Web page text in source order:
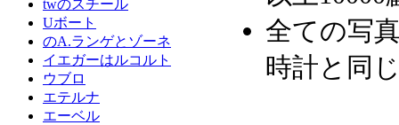
twのスチール
Uボート
のA.ランゲとゾーネ
イエガーはルコルト
ウブロ
エテルナ
エーベル
全ての写
時計と同